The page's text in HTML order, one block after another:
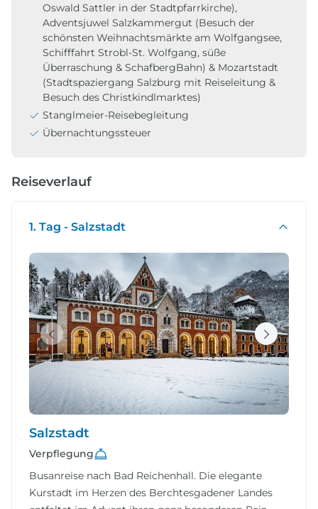
Oswald Sattler in der Stadtpfarrkirche),
Adventsjuwel Salzkammergut (Besuch der
schönsten Weihnachtsmärkte am Wolfgangsee,
Schifffahrt Strobl-St. Wolfgang, süße
Überraschung & SchafbergBahn) & Mozartstadt
(Stadtspaziergang Salzburg mit Reiseleitung &
Besuch des Christkindlmarktes)
Stanglmeier-Reisebegleitung
Übernachtungssteuer
Reiseverlauf
1. Tag - Salzstadt
Salzstadt
Verpflegung
Busanreise nach Bad Reichenhall. Die elegante
Kurstadt im Herzen des Berchtesgadener Landes